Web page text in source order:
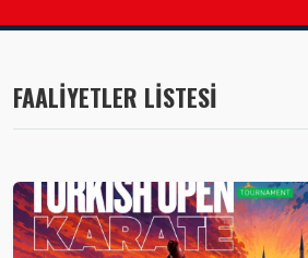
FAALİYETLER LİSTESİ